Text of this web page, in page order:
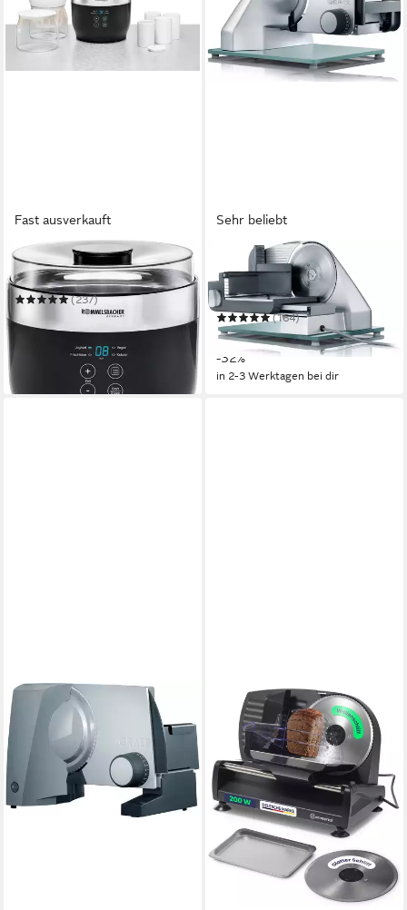
Fast ausverkauft
ROMMELSBACHER
Joghurtbereiter JG 80
(237)
in 6-7 Werktagen bei dir
Sehr beliebt
GRAEF
Allesschneider Classic C 22
Twin
(164)
211,54 € UVP309,99 €
-32%
in 2-3 Werktagen bei dir